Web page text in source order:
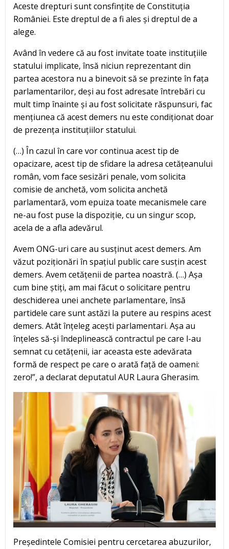
Aceste drepturi sunt consfințite de Constituția
României. Este dreptul de a fi ales și dreptul de a
alege.
Având în vedere că au fost invitate toate instituțiile
statului implicate, însă niciun reprezentant din
partea acestora nu a binevoit să se prezinte în fața
parlamentarilor, deși au fost adresate întrebări cu
mult timp înainte și au fost solicitate răspunsuri, fac
mențiunea că acest demers nu este condiționat doar
de prezența instituțiilor statului.
(…) În cazul în care vor continua acest tip de
opacizare, acest tip de sfidare la adresa cetățeanului
român, vom face sesizări penale, vom solicita
comisie de anchetă, vom solicita anchetă
parlamentară, vom epuiza toate mecanismele care
ne-au fost puse la dispoziție, cu un singur scop,
acela de a afla adevărul.
Avem ONG-uri care au susținut acest demers. Am
văzut poziționări în spațiul public care susțin acest
demers. Avem cetățenii de partea noastră. (…) Așa
cum bine știți, am mai făcut o solicitare pentru
deschiderea unei anchete parlamentare, însă
partidele care sunt astăzi la putere au respins acest
demers. Atât înțeleg acești parlamentari. Așa au
înțeles să-și îndeplinească contractul pe care l-au
semnat cu cetățenii, iar aceasta este adevărata
formă de respect pe care o arată față de oameni:
zero!”, a declarat deputatul AUR Laura Gherasim.
Președintele Comisiei pentru cercetarea abuzurilor,